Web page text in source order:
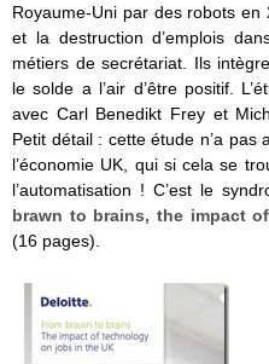
Royaume-Uni par des robots en
et la destruction d’emplois
métiers de secrétariat. Ils
le solde a l’air d’être positif.
avec Carl Benedikt Frey et
Petit détail : cette étude n’a
l’économie UK, qui si cela se
l’automatisation ! C’est le
brawn to brains, the impact
(16 pages).